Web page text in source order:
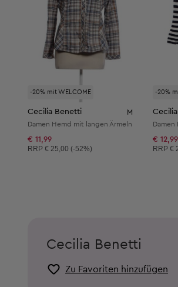
-20% mit WELCOME
Cecilia Benetti M
Damen Hemd mit langen Ärmeln
€ 11,99
Unverbindliche Preisempfehlung:
RRP € 25,00 (-52%)
-20%
Damen
€ 12,99
RRP€
Cecilia Benetti
Zu Favoriten hinzufügen